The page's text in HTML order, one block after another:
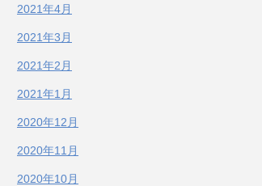
2021年4月
2021年3月
2021年2月
2021年1月
2020年12月
2020年11月
2020年10月